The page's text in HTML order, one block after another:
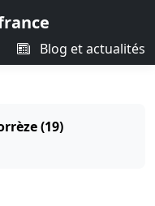
Blog et actualités
(19)